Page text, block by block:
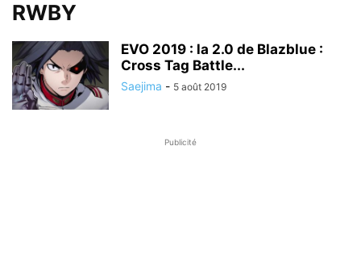
RWBY
EVO 2019 : la 2.0 de Blazblue :
Cross Tag Battle...
Saejima - 5 août 2019
Publicité